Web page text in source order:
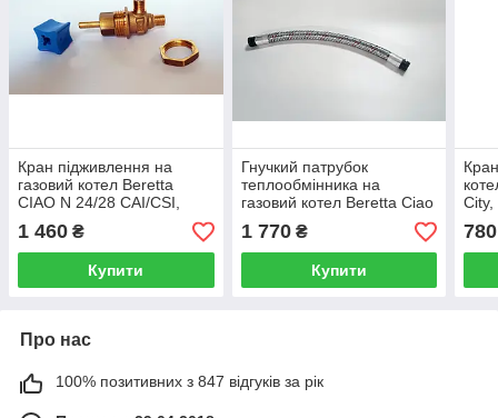
Кран підживлення на
газовий котел Beretta
CIAO N 24/28 CAI/CSI,
Smart R10022511
1 460 ₴
Купити
Гнучкий патрубок
теплообмінника на
газовий котел Beretta Ciao
24 R10022000
1 770₴
Купити
City,
CSI,
780
Про нас
100% позитивних з 847 відгуків за рік